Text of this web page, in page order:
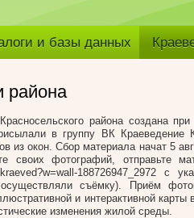
и базы данных
района
района создана
в группу ВК Краеведение
из окон. Сбор материала начат 5
своих фотографий, отправьте
188726947_2972 с
съёмку). Приём
и интерактивной карты
изменения жилой среды.